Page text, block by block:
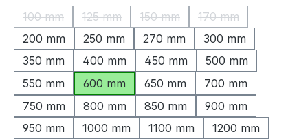
100 mm
(Diese Option ist zurzeit nicht verfügbar.)
125 mm
(Diese Option ist zurzeit nicht verfügbar.)
150 mm
(Diese Option ist zurzeit nicht
170 mm
(Diese Option ist
200 mm 250 mm 270 mm
300 mm
350 mm
400 mm 450 mm
500 mm
550 mm
600 mm 650 mm
700 mm
750 mm
800 mm 850 mm
900 mm
950 mm
1000 mm 1100 mm
1200 mm